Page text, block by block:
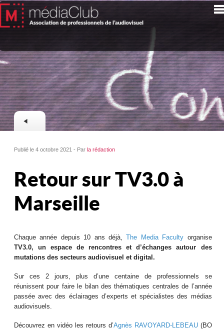
Publié le 4 octobre 2021 - Parla rédaction
Retour sur TV3.0 à
Marseille
Chaque année depuis 10 ans déjà,The Media Faculty organise
TV3.0, un espace de rencontres et d’échanges autour des
mutations des secteurs audiovisuel et digital.
Sur ces 2 jours, plus d’une centaine de professionnels se
réunissent pour faire le bilan des thématiques centrales de l’année
passée avec des éclairages d’experts et spécialistes des médias
audiovisuels.
Découvrez en vidéo les retours d’Agnès RAVOYARD-LEBEAU(BO